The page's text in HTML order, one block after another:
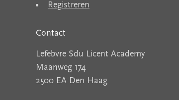
Registreren
Contact
Lefebvre Sdu Licent Academy
Maanweg 174
2500 EA Den Haag